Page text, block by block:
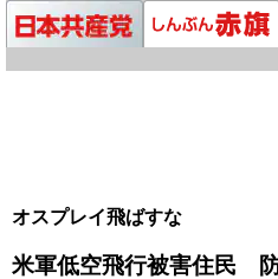
オスプレイ飛ばすな
米軍低空飛行被害住民